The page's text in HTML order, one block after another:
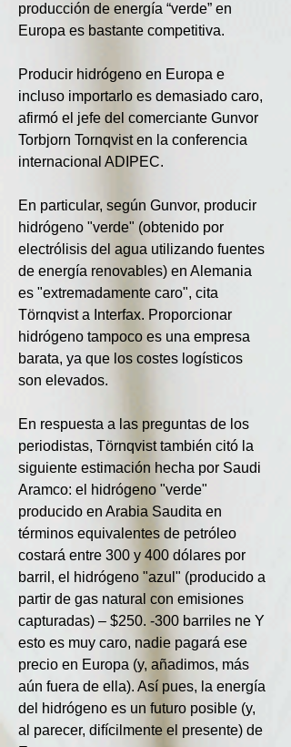
producción de energía “verde” en
Europa es bastante competitiva.
Producir hidrógeno en Europa e
incluso importarlo es demasiado caro,
afirmó el jefe del comerciante Gunvor
Torbjorn Tornqvist en la conferencia
internacional ADIPEC.
En particular, según Gunvor, producir
hidrógeno "verde" (obtenido por
electrólisis del agua utilizando fuentes
de energía renovables) en Alemania
es "extremadamente caro", cita
Törnqvist a Interfax. Proporcionar
hidrógeno tampoco es una empresa
barata, ya que los costes logísticos
son elevados.
En respuesta a las preguntas de los
periodistas, Törnqvist también citó la
siguiente estimación hecha por Saudi
Aramco: el hidrógeno "verde"
producido en Arabia Saudita en
términos equivalentes de petróleo
costará entre 300 y 400 dólares por
barril, el hidrógeno "azul" (producido a
partir de gas natural con emisiones
capturadas) – $250. -300 barriles ne Y
esto es muy caro, nadie pagará ese
precio en Europa (y, añadimos, más
aún fuera de ella). Así pues, la energía
del hidrógeno es un futuro posible (y,
al parecer, difícilmente el presente) de